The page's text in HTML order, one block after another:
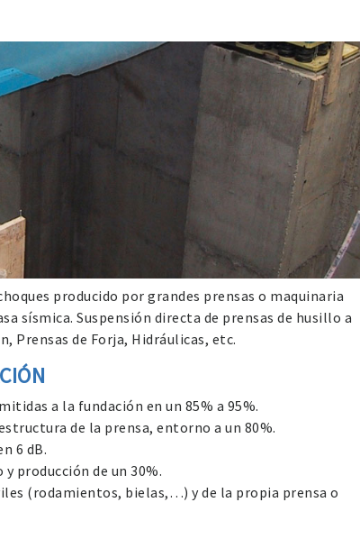
producido por grandes prensas o maquinaria
sísmica. Suspensión directa de prensas de husillo a
Prensas de Forja, Hidráulicas, etc.
a la fundación en un 85% a 95%.
de la prensa, entorno a un 80%.
6 dB.
producción de un 30%.
(rodamientos, bielas,…) y de la propia prensa o